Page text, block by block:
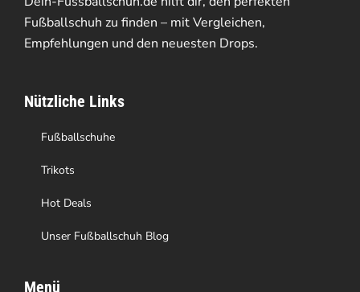
Fußballschuh zu finden – mit Vergleichen,
Empfehlungen und den neuesten Drops.
Nützliche Links
Fußballschuhe
Trikots
Hot Deals
Unser Fußballschuh Blog
Menü